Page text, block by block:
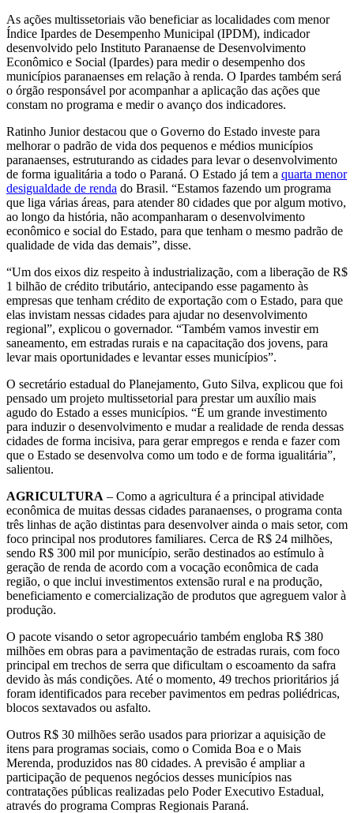
As ações multissetoriais vão beneficiar as localidades com menor
Índice Ipardes de Desempenho Municipal (IPDM), indicador
desenvolvido pelo Instituto Paranaense de Desenvolvimento
Econômico e Social (Ipardes) para medir o desempenho dos
municípios paranaenses em relação à renda. O Ipardes também será
o órgão responsável por acompanhar a aplicação das ações que
constam no programa e medir o avanço dos indicadores.
Ratinho Junior destacou que o Governo do Estado investe para
melhorar o padrão de vida dos pequenos e médios municípios
paranaenses, estruturando as cidades para levar o desenvolvimento
de forma igualitária a todo o Paraná. O Estado já tem a quarta menor
desigualdade de renda do Brasil. “Estamos fazendo um programa
que liga várias áreas, para atender 80 cidades que por algum motivo,
ao longo da história, não acompanharam o desenvolvimento
econômico e social do Estado, para que tenham o mesmo padrão de
qualidade de vida das demais”, disse.
“Um dos eixos diz respeito à industrialização, com a liberação de R$
1 bilhão de crédito tributário, antecipando esse pagamento às
empresas que tenham crédito de exportação com o Estado, para que
elas invistam nessas cidades para ajudar no desenvolvimento
regional”, explicou o governador. “Também vamos investir em
saneamento, em estradas rurais e na capacitação dos jovens, para
levar mais oportunidades e levantar esses municípios”.
O secretário estadual do Planejamento, Guto Silva, explicou que foi
pensado um projeto multissetorial para prestar um auxílio mais
agudo do Estado a esses municípios. “É um grande investimento
para induzir o desenvolvimento e mudar a realidade de renda dessas
cidades de forma incisiva, para gerar empregos e renda e fazer com
que o Estado se desenvolva como um todo e de forma igualitária”,
salientou.
AGRICULTURA – Como a agricultura é a principal atividade
econômica de muitas dessas cidades paranaenses, o programa conta
três linhas de ação distintas para desenvolver ainda o mais setor, com
foco principal nos produtores familiares. Cerca de R$ 24 milhões,
sendo R$ 300 mil por município, serão destinados ao estímulo à
geração de renda de acordo com a vocação econômica de cada
região, o que inclui investimentos extensão rural e na produção,
beneficiamento e comercialização de produtos que agreguem valor à
produção.
O pacote visando o setor agropecuário também engloba R$ 380
milhões em obras para a pavimentação de estradas rurais, com foco
principal em trechos de serra que dificultam o escoamento da safra
devido às más condições. Até o momento, 49 trechos prioritários já
foram identificados para receber pavimentos em pedras poliédricas,
blocos sextavados ou asfalto.
Outros R$ 30 milhões serão usados para priorizar a aquisição de
itens para programas sociais, como o Comida Boa e o Mais
Merenda, produzidos nas 80 cidades. A previsão é ampliar a
participação de pequenos negócios desses municípios nas
contratações públicas realizadas pelo Poder Executivo Estadual,
através do programa Compras Regionais Paraná.